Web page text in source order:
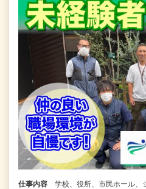
仕事内容
学校、役所、市民ホール、